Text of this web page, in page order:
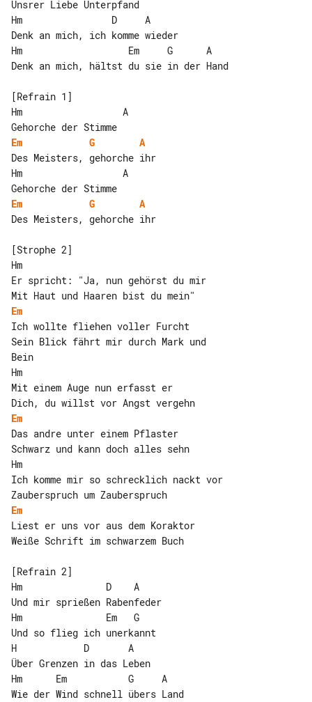
Unsrer Liebe Unterpfand
Hm                D     A
Hm                   Em     G      A
Denk an mich, hältst du sie in der Hand
[Refrain 1]
Hm                  A
Em
G
A
Des Meisters, gehorche ihr
Hm                  A
Em
G
A
Des Meisters, gehorche ihr
[Strophe 2]
Hm
Er spricht: "Ja, nun gehörst du mir
Em
Ich wollte fliehen voller Furcht
Sein Blick fährt mir durch Mark und
Bein
Hm
Mit einem Auge nun erfasst er
Em
Das andre unter einem Pflaster
Schwarz und kann doch alles sehn
Hm
Ich komme mir so schrecklich nackt vor
Em
Liest er uns vor aus dem Koraktor
Weiße Schrift im schwarzem Buch
[Refrain 2]
Hm               D    A
Und mir sprießen Rabenfeder
Hm               Em   G
Und so flieg ich unerkannt
H            D       A
Über Grenzen in das Leben
Hm      Em           G     A
Wie der Wind schnell übers Land